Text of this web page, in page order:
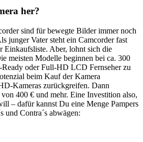
her?
sind für bewegte Bilder immer noch
junger Vater steht ein Camcorder fast
Einkaufsliste. Aber, lohnt sich die
meisten Modelle beginnen bei ca. 300
oder Full-HD LCD Fernseher zu
beim Kauf der Kamera
Kameras zurückgreifen. Dann
400 € und mehr. Eine Investition also,
– dafür kannst Du eine Menge Pampers
und Contra´s abwägen: